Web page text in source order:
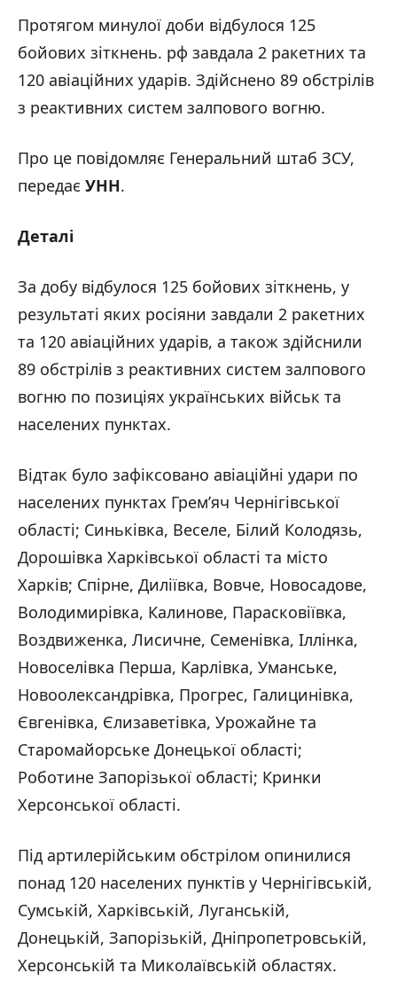
Протягом минулої доби відбулося 125
бойових зіткнень. рф завдала 2 ракетних та
120 авіаційних ударів. Здійснено 89 обстрілів
з реактивних систем залпового вогню.
Про це повідомляє Генеральний штаб ЗСУ,
передає УНН.
Деталі
За добу відбулося 125 бойових зіткнень, у
результаті яких росіяни завдали 2 ракетних
та 120 авіаційних ударів, а також здійснили
89 обстрілів з реактивних систем залпового
вогню по позиціях українських військ та
населених пунктах.
Відтак було зафіксовано авіаційні удари по
населених пунктах Грем’яч Чернігівської
області; Синьківка, Веселе, Білий Колодязь,
Дорошівка Харківської області та місто
Харків; Спірне, Диліївка, Вовче, Новосадове,
Володимирівка, Калинове, Парасковіївка,
Воздвиженка, Лисичне, Семенівка, Іллінка,
Новоселівка Перша, Карлівка, Уманське,
Новоолександрівка, Прогрес, Галицинівка,
Євгенівка, Єлизаветівка, Урожайне та
Старомайорське Донецької області;
Роботине Запорізької області; Кринки
Херсонської області.
Під артилерійським обстрілом опинилися
понад 120 населених пунктів у Чернігівській,
Сумській, Харківській, Луганській,
Донецькій, Запорізькій, Дніпропетровській,
Херсонській та Миколаївській областях.